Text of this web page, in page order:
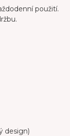
použití.
design)